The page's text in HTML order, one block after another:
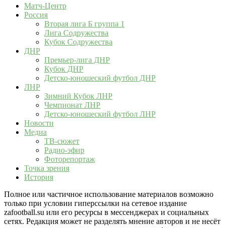
Матч-Центр
Россия
Вторая лига Б группа 1
Лига Содружества
Кубок Содружества
ДНР
Премьер-лига ДНР
Кубок ДНР
Детско-юношеский футбол ДНР
ЛНР
Зимний Кубок ЛНР
Чемпионат ЛНР
Детско-юношеский футбол ЛНР
Новости
Медиа
ТВ-сюжет
Радио-эфир
Фоторепортаж
Точка зрения
История
Полное или частичное использование материалов возможно
только при условии гиперссылки на сетевое издание
zafootball.su или его ресурсы в мессенджерах и социальных
сетях. Редакция может не разделять мнение авторов и не несёт